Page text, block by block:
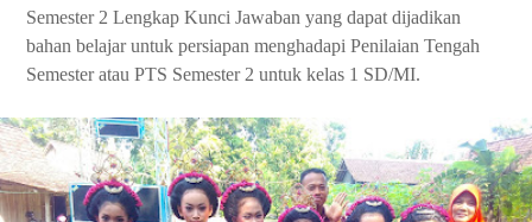
Semester 2 Lengkap Kunci Jawaban yang dapat dijadikan
bahan belajar untuk persiapan menghadapi Penilaian Tengah
Semester atau PTS Semester 2 untuk kelas 1 SD/MI.